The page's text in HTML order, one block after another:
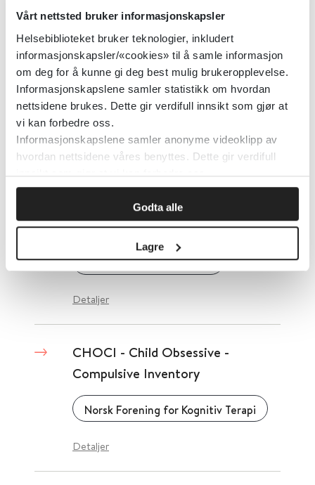
Vårt nettsted bruker informasjonskapsler
Helsebiblioteket bruker teknologier, inkludert
informasjonskapsler/«cookies» til å samle informasjon
om deg for å kunne gi deg best mulig brukeropplevelse.
Informasjonskapslene samler statistikk om hvordan
nettsidene brukes. Dette gir verdifull innsikt som gjør at
vi kan forbedre oss.
Informasjonskapslene samler anonyme videoklipp av
hvordan nettsidene våres benyttes. Dette gir verdifull
innsikt som gjør at vi kan forbedre oss.
Godta alle
Lagre
Chalders spørreskjema for kronisk
utmattelsessyndrom
Haukeland Universitetssykehus
Detaljer
ChEDE - The Eating Disorder
Examination (12.0D/C.3) -
Barneversjonen
Oslo Universitetssykehus
Detaljer
CHOCI - Child Obsessive -
Compulsive Inventory
Norsk Forening for Kognitiv Terapi
Detaljer